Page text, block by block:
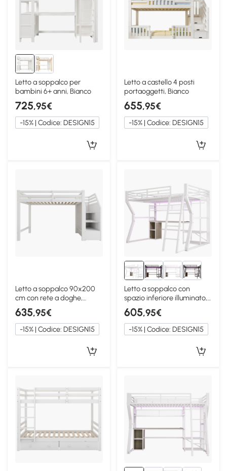
Letto a soppalco per
bambini 6+ anni, Bianco
725,95€
-15% | Codice: DESIGN15
Letto a castello 4 posti
portaoggetti, Bianco
655,95€
-15% | Codice: DESIGN15
Letto a soppalco 90x200
cm con rete a doghe,
Bianco
635,95€
-15% | Codice: DESIGN15
Letto a soppalco con
spazio inferiore illuminato,
Bianco
605,95€
-15% | Codice: DESIGN15